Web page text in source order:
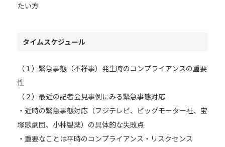
たい方
タイムスケジュール
（１）緊急事態（不祥事）発生時のコンプライアンスの重要
性
（２）最近の記者会見事例にみる緊急事態対応
・近時の緊急事態対応（フジテレビ、ビッグモーター社、宝
塚歌劇団、小林製薬）の具体的な失敗点
・重要なことは平時のコンプライアンス・リスクセンス